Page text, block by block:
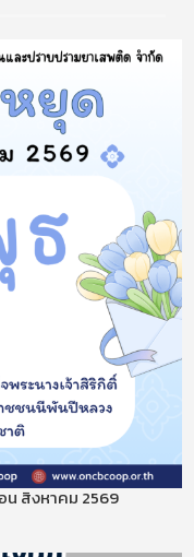
น สิงหาคม 2569